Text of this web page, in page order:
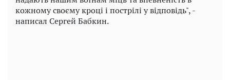
кожному своєму кроці і пострілі у відповідь", -
написал Сергей Бабкин.